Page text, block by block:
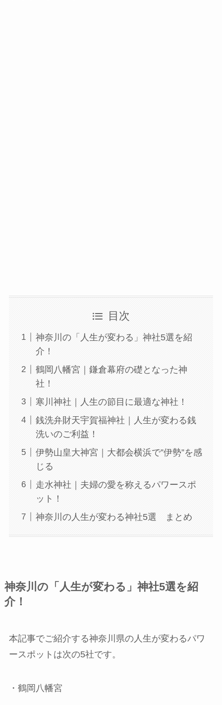
目次
神奈川の「⼈⽣が変わる」神社5選を紹
介！
鶴岡八幡宮｜鎌倉幕府の礎となった神
社！
寒川神社｜人生の節目に最適な神社！
銭洗弁財天宇賀福神社｜人生が変わる銭
洗いのご利益！
伊勢山皇大神宮｜大都会横浜で”伊勢”を感
じる
走水神社｜夫婦の愛を称えるパワースポ
ット！
神奈川の⼈⽣が変わる神社5選 まとめ
神奈川の「⼈⽣が変わる」神社5選を紹
介！
本記事でご紹介する神奈川県の人生が変わるパワ
ースポットは次の5社です。
・鶴岡八幡宮